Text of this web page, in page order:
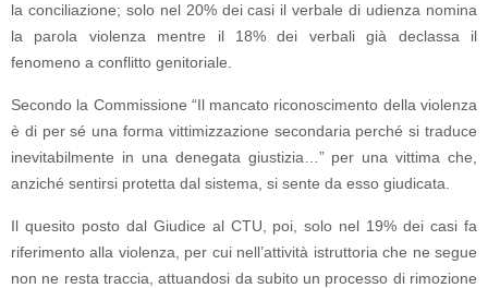
la conciliazione; solo nel 20% dei casi il verbale di udienza nomina
la parola violenza mentre il 18% dei verbali già declassa il
fenomeno a conflitto genitoriale.
Secondo la Commissione “Il mancato riconoscimento della violenza
è di per sé una forma vittimizzazione secondaria perché si traduce
inevitabilmente in una denegata giustizia…” per una vittima che,
anziché sentirsi protetta dal sistema, si sente da esso giudicata.
Il quesito posto dal Giudice al CTU, poi, solo nel 19% dei casi fa
riferimento alla violenza, per cui nell’attività istruttoria che ne segue
non ne resta traccia, attuandosi da subito un processo di rimozione